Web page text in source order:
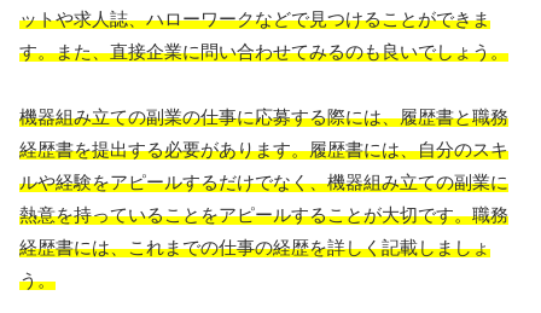
ットや求人誌、ハローワークなどで見つけることができま
す。また、直接企業に問い合わせてみるのも良いでしょう。
機器組み立ての副業の仕事に応募する際には、履歴書と職務
経歴書を提出する必要があります。履歴書には、自分のスキ
ルや経験をアピールするだけでなく、機器組み立ての副業に
熱意を持っていることをアピールすることが大切です。職務
経歴書には、これまでの仕事の経歴を詳しく記載しましょ
う。